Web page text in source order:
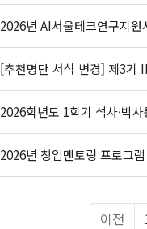
2026년 AI서울테크연구지
[추천명단 서식 변경] 제3기
2026학년도 1학기 석사·박
2026년 창업멘토링 프로그
이전